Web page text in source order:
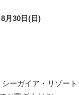
月30日(日)
ーガイア・リゾート